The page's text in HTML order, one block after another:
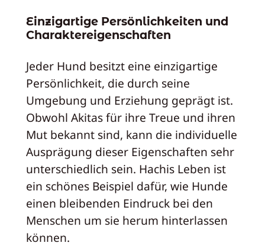
Einzigartige Persönlichkeiten und
Charaktereigenschaften
Jeder Hund besitzt eine einzigartige
Persönlichkeit, die durch seine
Umgebung und Erziehung geprägt ist.
Obwohl Akitas für ihre Treue und ihren
Mut bekannt sind, kann die individuelle
Ausprägung dieser Eigenschaften sehr
unterschiedlich sein. Hachis Leben ist
ein schönes Beispiel dafür, wie Hunde
einen bleibenden Eindruck bei den
Menschen um sie herum hinterlassen
können.